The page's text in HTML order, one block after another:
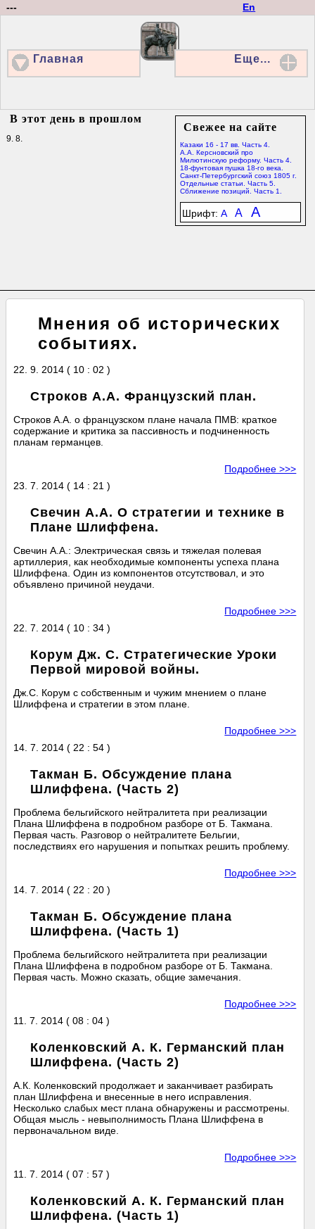
En
---
Главная Еще...
Свежее на сайте
Казаки 16 - 17 вв. Часть 4.
А.А. Керсновский про
Милютинскую реформу. Часть 4.
18-фунтовая пушка 18-го века.
Санкт-Петербургский союз 1805 г.
Отдельные статьи. Часть 5.
Сближение позиций. Часть 1.
Шрифт: A A A
В этот день в прошлом
9. 8.
Мнения об исторических
событиях.
22. 9. 2014 ( 10 : 02 )
Строков А.А. Французский план.
Строков А.А. о французском плане начала ПМВ: краткое
содержание и критика за пассивность и подчиненность
планам германцев.
Подробнее >>>
23. 7. 2014 ( 14 : 21 )
Свечин А.А. О стратегии и технике в
Плане Шлиффена.
Свечин А.А.: Электрическая связь и тяжелая полевая
артиллерия, как необходимые компоненты успеха плана
Шлиффена. Один из компонентов отсутствовал, и это
объявлено причиной неудачи.
Подробнее >>>
22. 7. 2014 ( 10 : 34 )
Корум Дж. С. Стратегические Уроки
Первой мировой войны.
Дж.С. Корум с собственным и чужим мнением о плане
Шлиффена и стратегии в этом плане.
Подробнее >>>
14. 7. 2014 ( 22 : 54 )
Такман Б. Обсуждение плана
Шлиффена. (Часть 2)
Проблема бельгийского нейтралитета при реализации
Плана Шлиффена в подробном разборе от Б. Такмана.
Первая часть. Разговор о нейтралитете Бельгии,
последствиях его нарушения и попытках решить проблему.
Подробнее >>>
14. 7. 2014 ( 22 : 20 )
Такман Б. Обсуждение плана
Шлиффена. (Часть 1)
Проблема бельгийского нейтралитета при реализации
Плана Шлиффена в подробном разборе от Б. Такмана.
Первая часть. Можно сказать, общие замечания.
Подробнее >>>
11. 7. 2014 ( 08 : 04 )
Коленковский А. К. Германский план
Шлиффена. (Часть 2)
А.К. Коленковский продолжает и заканчивает разбирать
план Шлиффена и внесенные в него исправления.
Несколько слабых мест плана обнаружены и рассмотрены.
Общая мысль - невыполнимость Плана Шлиффена в
первоначальном виде.
Подробнее >>>
11. 7. 2014 ( 07 : 57 )
Коленковский А. К. Германский план
Шлиффена. (Часть 1)